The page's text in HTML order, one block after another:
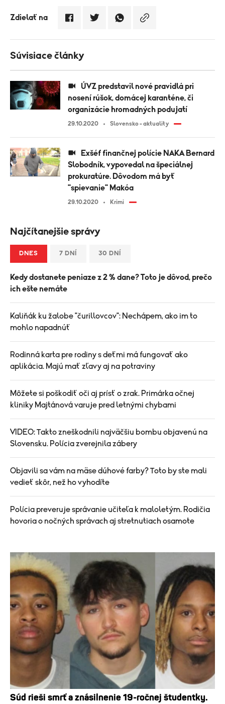
Zdielať na
Súvisiace články
nosení rúšok, domácej karanténe, či
organizácie hromadných podujatí
29.10.2020 Slovensko - aktuality
Slobodník, vypovedal na špeciálnej
prokuratúre. Dôvodom má byť
"spievanie" Makóa
29.10.2020 Krimi
Najčítanejšie správy
DNES 7 DNÍ 30 DNÍ
Kedy dostanete peniaze z 2 % dane? Toto je dôvod, prečo
ich ešte nemáte
Kaliňák ku žalobe "čurillovcov": Nechápem, ako im to
mohlo napadnúť
Rodinná karta pre rodiny s deťmi má fungovať ako
aplikácia. Majú mať zľavy aj na potraviny
Môžete si poškodiť oči aj prísť o zrak. Primárka očnej
kliniky Majtánová varuje pred letnými chybami
VIDEO: Takto zneškodnili najväčšiu bombu objavenú na
Slovensku. Polícia zverejnila zábery
Objavili sa vám na mäse dúhové farby? Toto by ste mali
vedieť skôr, než ho vyhodíte
Polícia preveruje správanie učiteľa k maloletým. Rodičia
hovoria o nočných správach aj stretnutiach osamote
Súd rieši smrť a znásilnenie 19-ročnej študentky.